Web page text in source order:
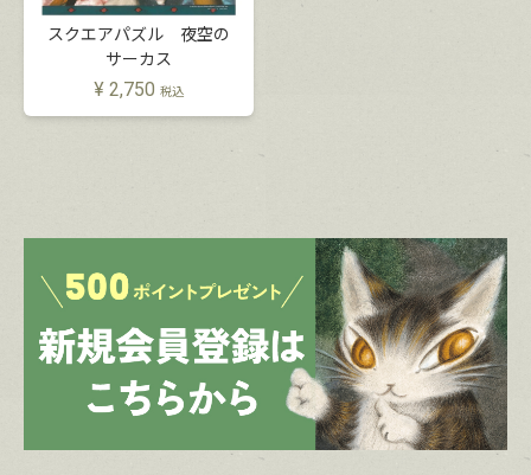
スクエアパズル 夜空の
サーカス
¥ 2,750 税込